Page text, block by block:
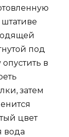
под
в
затем
цвет
вода